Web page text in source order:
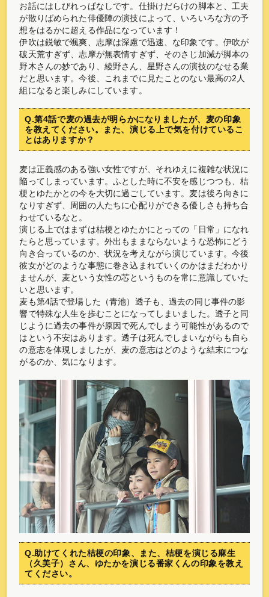
お話にはしびれっぱなしです。仕掛けだらけの脚本と、工夫
が散りばめられた俳優陣の演技によって、いろいろな方の予
想をはるかに超える作品になっています！
伊吹は鋭敏で颯爽、志摩は深慮で迅速、な印象です。伊吹が
破天荒すぎず、志摩が無表情すぎず、そのさじ加減が脚本の
野木さんの妙であり、綾野さん、星野さんの演技のなせる業
だと思います。今後、これまでに見たことのない最高の2人
組になると楽しみにしています。
Q.第4話で麦の過去が明らかになりましたが、麦の印象
を教えてください。また、演じる上で気を付けているこ
とはありますか？
麦は正義感のある強い女性ですが、それゆえに複雑な状況に
陥ってしまっています。ふとした時に不安を感じつつも、桔
梗とゆたかとの今を大切に過ごしています。麦は後ろ向きに
なりすぎず、周囲の人たちに心配りができる優しさも持ち合
わせているなと。
演じる上ではまずは桔梗とゆたかにとっての「日常」になれ
たらと思っています。外出もままならないような恐怖にどう
向き合っているのか、状況を考えながら演じています。今後
彼女がどのような事態に巻き込まれていくのかはまだわかり
ませんが、麦という女性の芯というものを常に意識していた
いと思います。
麦も第4話で登場した（青池）透子も、過去の同じ事件の影
響で特殊な人生を歩むことになってしまいました。透子と同
じように過去の事件が原因で死んでしまう可能性があるので
はという不安はあります。透子は死んでしまいながらも自ら
の意志を体現しましたが、麦の意志はどのような結末につな
がるのか、気になります。
Q.助けてくれた桔梗の印象、また、桔梗を演じる麻生
（久美子）さん、ゆたかを演じる番家くんの印象を教え
てください。